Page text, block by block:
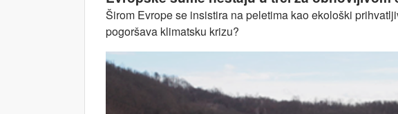
Širom Evrope se insistira na peletima kao ekološki
pogoršava klimatsku krizu?